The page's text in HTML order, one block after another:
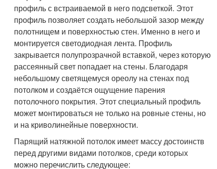
профиль с встраиваемой в него подсветкой. Этот
профиль позволяет создать небольшой зазор между
полотнищем и поверхностью стен. Именно в него и
монтируется светодиодная лента. Профиль
закрывается полупрозрачной вставкой, через которую
рассеянный свет попадает на стены. Благодаря
небольшому светящемуся ореолу на стенах под
потолком и создаётся ощущение парения
потолочного покрытия. Этот специальный профиль
может монтироваться не только на ровные стены, но
и на криволинейные поверхности.
Парящий натяжной потолок имеет массу достоинств
перед другими видами потолков, среди которых
можно перечислить следующее: